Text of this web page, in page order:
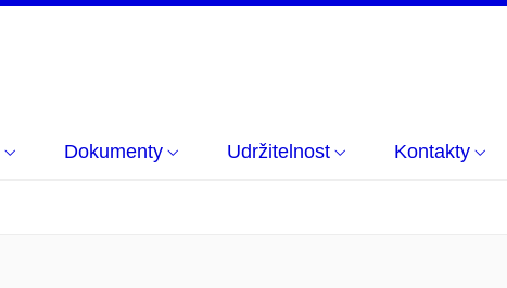
Dokumenty Udržitelnost Kontakty